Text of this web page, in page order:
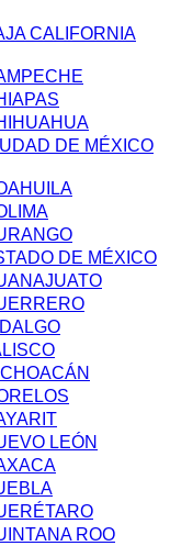
CALIFORNIA
DE MÉXICO
DE MÉXICO
LEÓN
ROO